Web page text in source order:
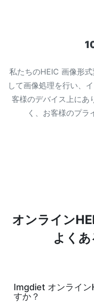
私たちのHEIC 画像形
して画像処理を行い、
客様のデバイス上にあ
く、お客様のプラ
オンライン
よく
Imgdiet オンライン
すか？